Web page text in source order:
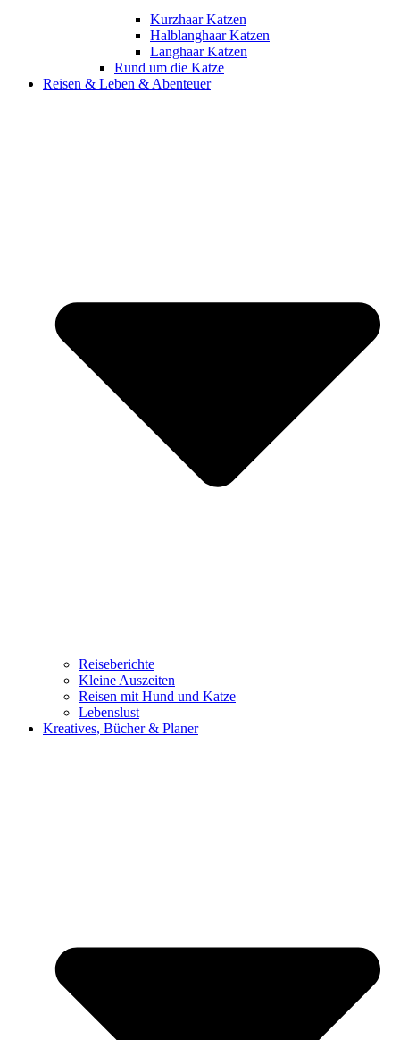
Kurzhaar Katzen
Halblanghaar Katzen
Langhaar Katzen
Rund um die Katze
Reisen & Leben & Abenteuer
Reiseberichte
Kleine Auszeiten
Reisen mit Hund und Katze
Lebenslust
Kreatives, Bücher & Planer